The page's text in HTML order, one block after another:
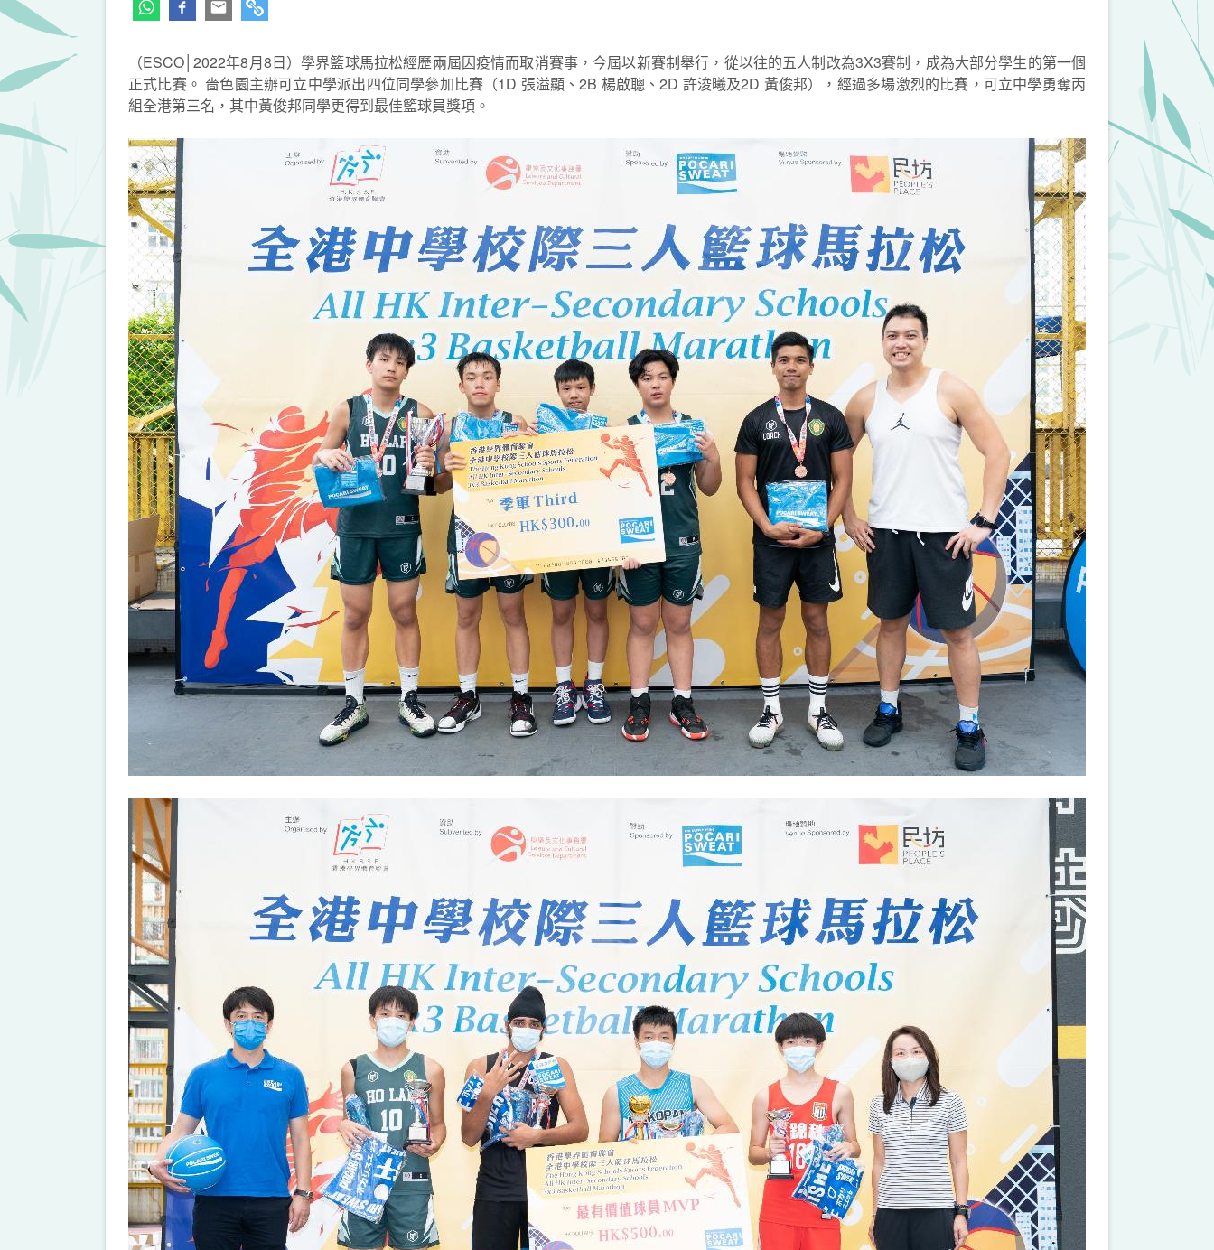
（ESCO│2022年8月8日）學界籃球馬拉松經歷兩屆因疫情而取消賽事，今屆以新賽制舉行，從以往的五人制改為3X3賽制，成為大部分學生的第一個
正式比賽。 嗇色園主辦可立中學派出四位同學參加比賽（1D 張溢顯、2B 楊啟聰、2D 許浚曦及2D 黃俊邦），經過多場激烈的比賽，可立中學勇奪丙
組全港第三名，其中黃俊邦同學更得到最佳籃球員獎項。